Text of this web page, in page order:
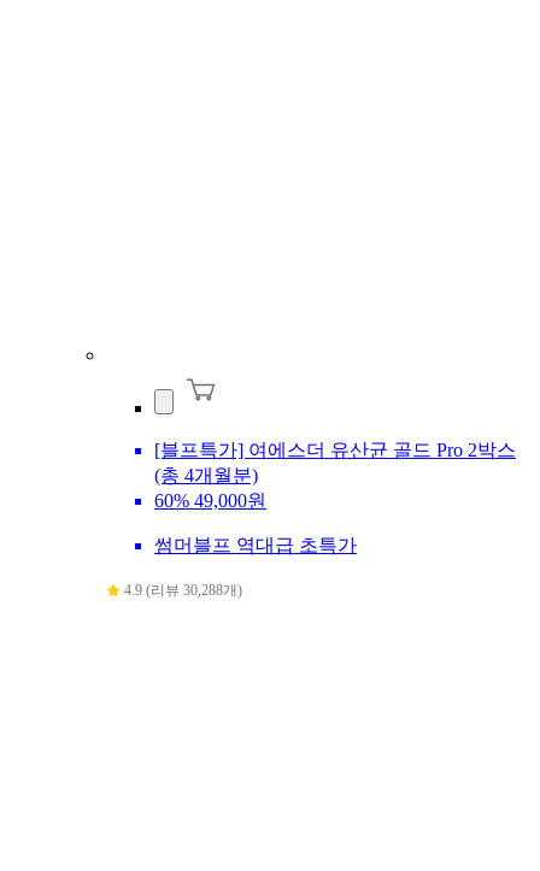
[블프특가] 여에스더 유산균 골드 Pro 2박스
(총 4개월분)
60% 49,000원
썸머블프 역대급 초특가
4.9 (리뷰 30,288개)